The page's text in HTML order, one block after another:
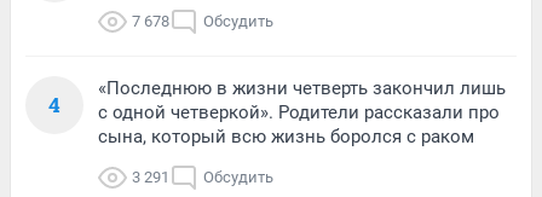
7 678 Обсудить
4
«Последнюю в жизни четверть закончил лишь
с одной четверкой». Родители рассказали про
сына, который всю жизнь боролся с раком
3 291 Обсудить